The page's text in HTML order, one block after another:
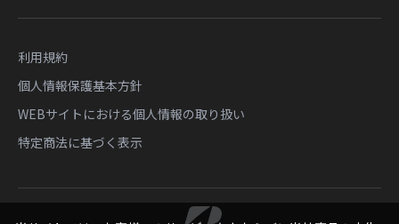
利用規約
個人情報保護基本方針
WEBサイトにおける個人情報の取り扱い
特定商法に基づく表示